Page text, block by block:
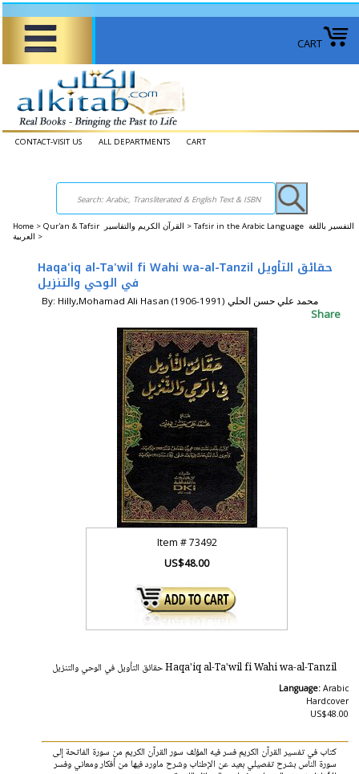
CART
CONTACT-VISIT US ALL DEPARTMENTS CART
Home > Qur'an & Tafsir القرآن الكريم والتفاسير > Tafsir in the Arabic Language التفسير باللغة
العربية >
Haqa'iq al-Ta'wil fi Wahi wa-al-Tanzil حقائق التأويل
في الوحي والتنزيل
By: Hilly,Mohamad Ali Hasan (1906-1991) محمد علي حسن الحلي
Share
Item #73492
US$48.00
Haqa'iq al-Ta'wil fi Wahi wa-al-Tanzil حقائق التأويل في الوحي والتنزيل
Language: Arabic
Hardcover
US$48.00
كتاب في تفسير القرآن الكريم فسر فيه المؤلف سور القرآن الكريم من سورة الفاتحة إلى
سورة الناس بشرح تفصيلي بعيد عن الإطناب وشرح ماورد فيها من أفكار ومعاني وفسر